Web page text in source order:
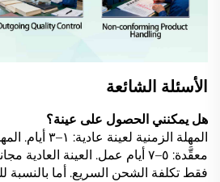
الأسئلة الشائعة
هل يمكنني الحصول على عينة؟
المهلة الزمنية
معقَّدة: ٥–٧ أيام عمل. العينة
فقط تكلفة الشحن السريع. أما بالنسبة